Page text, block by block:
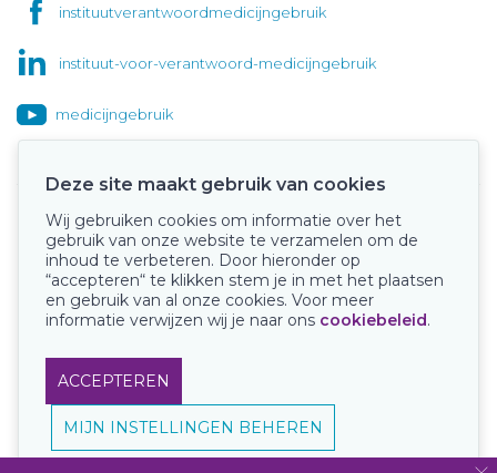
instituutverantwoordmedicijngebruik
instituut-voor-verantwoord-medicijngebruik
medicijngebruik
Onze keurmerken
Deze site maakt gebruik van cookies
Wij gebruiken cookies om informatie over het
gebruik van onze website te verzamelen om de
inhoud te verbeteren. Door hieronder op
“accepteren“ te klikken stem je in met het plaatsen
en gebruik van al onze cookies. Voor meer
informatie verwijzen wij je naar ons cookiebeleid.
ACCEPTEREN
MIJN INSTELLINGEN BEHEREN